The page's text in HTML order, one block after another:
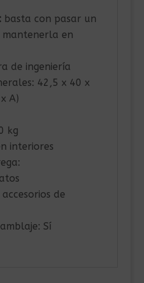
basta con pasar un
en
de ingeniería
42,5 x 40 x
A)
kg
interiores
de
Sí